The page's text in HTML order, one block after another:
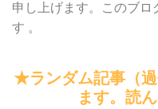
申し上げます。このブ
す 。
★ランダム記事（
ます。読